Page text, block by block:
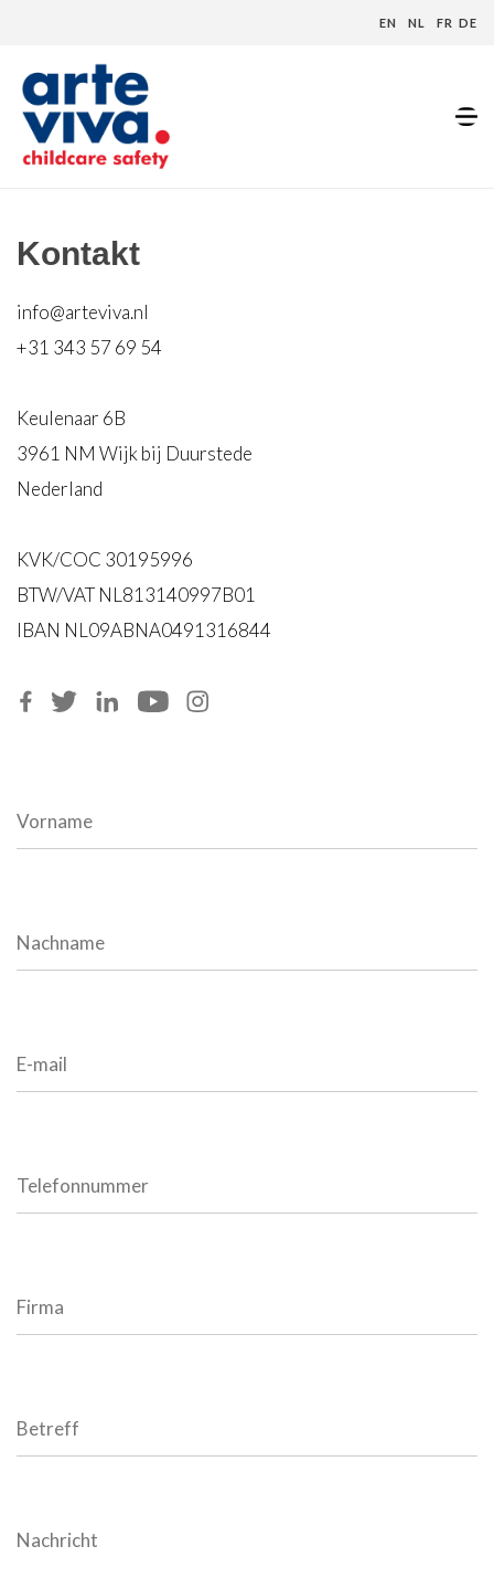
EN NL FR DE
Home»Kontakt
Kontakt
info@arteviva.nl
+31 343 57 69 54
Keulenaar 6B
3961 NM Wijk bij Duurstede
Nederland
KVK/COC 30195996
BTW/VAT NL813140997B01
IBAN NL09ABNA0491316844